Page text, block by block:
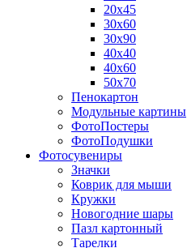
20х45
30х60
30х90
40х40
40х60
50х70
Пенокартон
Модульные картины
ФотоПостеры
ФотоПодушки
Фотоcувениры
Значки
Коврик для мыши
Кружки
Новогодние шары
Пазл картонный
Тарелки